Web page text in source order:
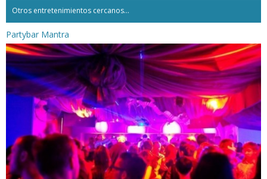
Otros entretenimientos cercanos...
Partybar Mantra